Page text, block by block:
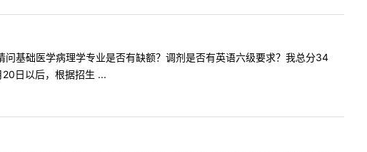
基础医学病理学专业是否有缺额？调剂是否有英语六级要求？我总分34
日以后，根据招生 ...